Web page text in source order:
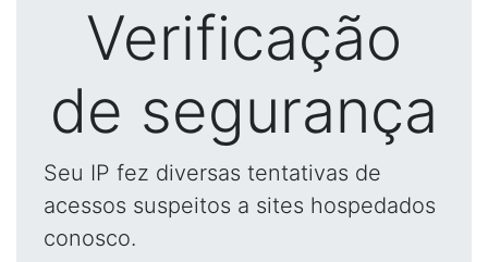
Verificação
de segurança
Seu IP fez diversas tentativas de
acessos suspeitos a sites hospedados
conosco.